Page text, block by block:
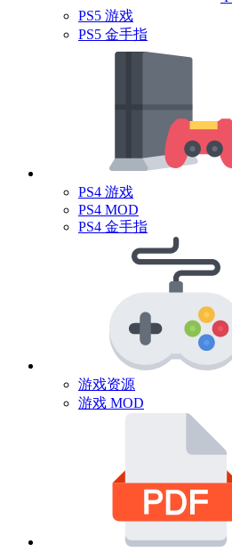
PS5 游戏
PS5 金手指
PS4 游戏
PS4 MOD
PS4 金手指
游戏资源
游戏 MOD